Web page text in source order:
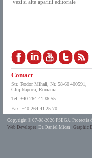
vezi si alte aparitii editoriale
Contact
Str. Teodor Mihali, Nr. 58-60 400591,
Cluj Napoca, Romania
Tel: +40 264-41.86.55
Fax: +40 264-41.25.70
Copyright © 07-08-2026 FSEGA. Protectia
Web Developer Dr. Daniel Mican Graphic